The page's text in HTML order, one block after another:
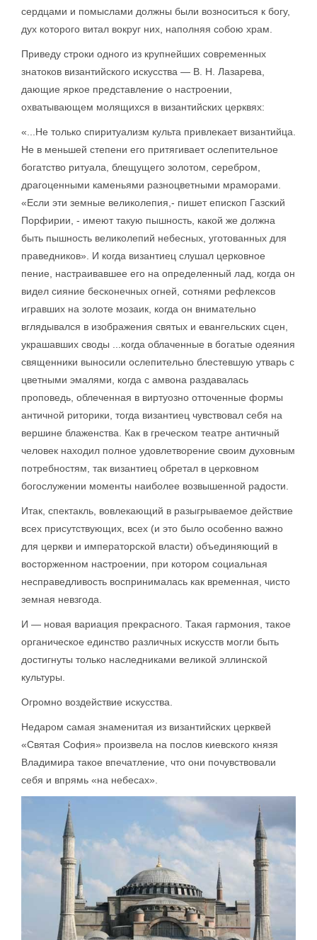
сердцами и помыслами должны были возноситься к богу,
дух которого витал вокруг них, наполняя собою храм.
Приведу строки одного из крупнейших современных
знатоков византийского искусства — В. Н. Лазарева,
дающие яркое представление о настроении,
охватывающем молящихся в византийских церквях:
«...Не только спиритуализм культа привлекает византийца.
Не в меньшей степени его притягивает ослепительное
богатство ритуала, блещущего золотом, серебром,
драгоценными каменьями разноцветными мраморами.
«Если эти земные великолепия,- пишет епископ Газский
Порфирии, - имеют такую пышность, какой же должна
быть пышность великолепий небесных, уготованных для
праведников». И когда византиец слушал церковное
пение, настраивавшее его на определенный лад, когда он
видел сияние бесконечных огней, сотнями рефлексов
игравших на золоте мозаик, когда он внимательно
вглядывался в изображения святых и евангельских сцен,
украшавших своды ...когда облаченные в богатые одеяния
священники выносили ослепительно блестевшую утварь с
цветными эмалями, когда с амвона раздавалась
проповедь, облеченная в виртуозно отточенные формы
античной риторики, тогда византиец чувствовал себя на
вершине блаженства. Как в греческом театре античный
человек находил полное удовлетворение своим духовным
потребностям, так византиец обретал в церковном
богослужении моменты наиболее возвышенной радости.
Итак, спектакль, вовлекающий в разыгрываемое действие
всех присутствующих, всех (и это было особенно важно
для церкви и императорской власти) объединяющий в
восторженном настроении, при котором социальная
несправедливость воспринималась как временная, чисто
земная невзгода.
И — новая вариация прекрасного. Такая гармония, такое
органическое единство различных искусств могли быть
достигнуты только наследниками великой эллинской
культуры.
Огромно воздействие искусства.
Недаром самая знаменитая из византийских церквей
«Святая София» произвела на послов киевского князя
Владимира такое впечатление, что они почувствовали
себя и впрямь «на небесах».